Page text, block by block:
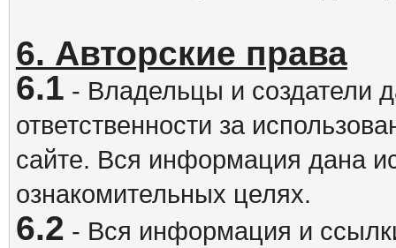
6. Авторские права
6.1 - Владельцы и создатели
ответственности за
сайте. Вся информация дана
ознакомительных целях.
6.2 - Вся информация и